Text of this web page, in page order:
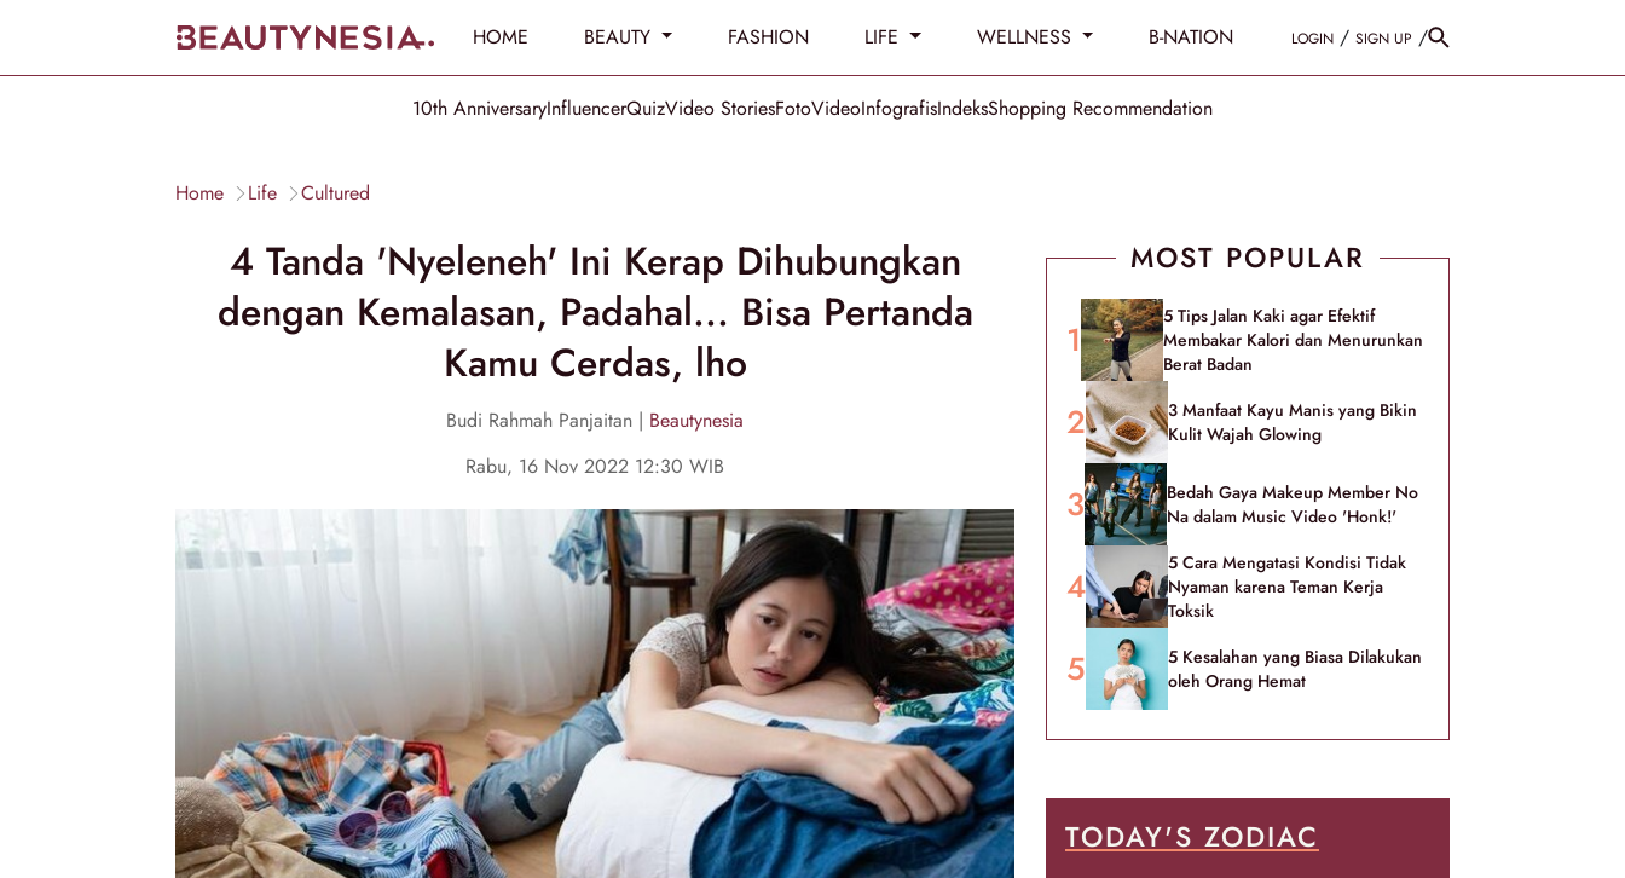
HOME BEAUTY FASHION LIFE WELLNESS B-NATION LOGIN / SIGN UP /
10th AnniversaryInfluencerQuizVideo StoriesFotoVideoInfografisIndeksShopping Recommendation
Home Life Cultured
4 Tanda 'Nyeleneh' Ini Kerap Dihubungkan
dengan Kemalasan, Padahal... Bisa Pertanda
Kamu Cerdas, lho
Budi Rahmah Panjaitan | Beautynesia
Rabu, 16 Nov 2022 12:30 WIB
MOST POPULAR
5 Tips Jalan Kaki agar Efektif
Membakar Kalori dan Menurunkan
Berat Badan
3 Manfaat Kayu Manis yang Bikin
Kulit Wajah Glowing
Bedah Gaya Makeup Member No
Na dalam Music Video 'Honk!'
5 Cara Mengatasi Kondisi Tidak
Nyaman karena Teman Kerja
Toksik
5 Kesalahan yang Biasa Dilakukan
oleh Orang Hemat
TODAY'S ZODIAC